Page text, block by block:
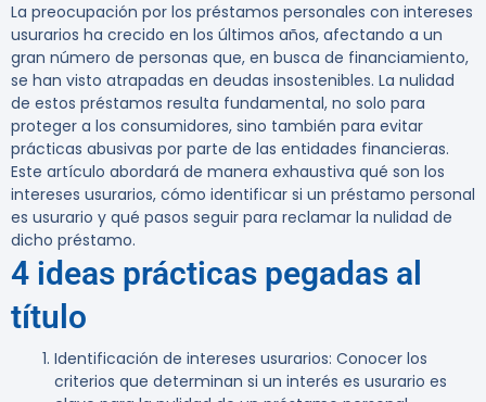
La preocupación por los préstamos personales con intereses
usurarios ha crecido en los últimos años, afectando a un
gran número de personas que, en busca de financiamiento,
se han visto atrapadas en deudas insostenibles. La nulidad
de estos préstamos resulta fundamental, no solo para
proteger a los consumidores, sino también para evitar
prácticas abusivas por parte de las entidades financieras.
Este artículo abordará de manera exhaustiva qué son los
intereses usurarios, cómo identificar si un préstamo personal
es usurario y qué pasos seguir para reclamar la nulidad de
dicho préstamo.
4 ideas prácticas pegadas al
título
Identificación de intereses usurarios: Conocer los
criterios que determinan si un interés es usurario es